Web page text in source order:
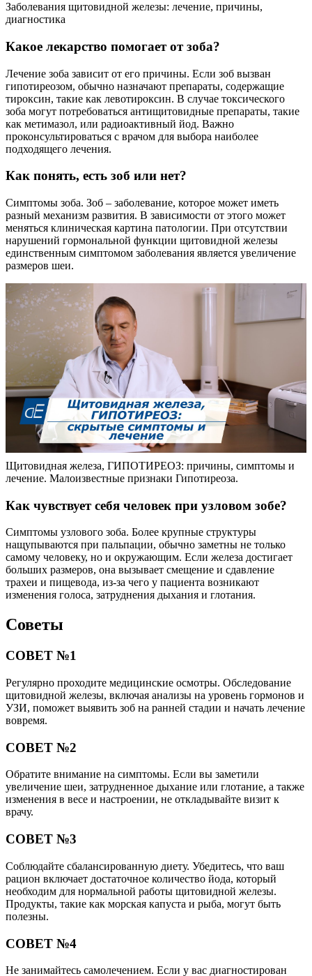
Заболевания щитовидной железы: лечение, причины,
диагностика
Какое лекарство помогает от зоба?
Лечение зоба зависит от его причины. Если зоб вызван
гипотиреозом, обычно назначают препараты, содержащие
тироксин, такие как левотироксин. В случае токсического
зоба могут потребоваться антищитовидные препараты, такие
как метимазол, или радиоактивный йод. Важно
проконсультироваться с врачом для выбора наиболее
подходящего лечения.
Как понять, есть зоб или нет?
Симптомы зоба. Зоб – заболевание, которое может иметь
разный механизм развития. В зависимости от этого может
меняться клиническая картина патологии. При отсутствии
нарушений гормональной функции щитовидной железы
единственным симптомом заболевания является увеличение
размеров шеи.
Щитовидная железа, ГИПОТИРЕОЗ: причины, симптомы и
лечение. Малоизвестные признаки Гипотиреоза.
Как чувствует себя человек при узловом зобе?
Симптомы узлового зоба. Более крупные структуры
нащупываются при пальпации, обычно заметны не только
самому человеку, но и окружающим. Если железа достигает
больших размеров, она вызывает смещение и сдавление
трахеи и пищевода, из-за чего у пациента возникают
изменения голоса, затруднения дыхания и глотания.
Советы
СОВЕТ №1
Регулярно проходите медицинские осмотры. Обследование
щитовидной железы, включая анализы на уровень гормонов и
УЗИ, поможет выявить зоб на ранней стадии и начать лечение
вовремя.
СОВЕТ №2
Обратите внимание на симптомы. Если вы заметили
увеличение шеи, затрудненное дыхание или глотание, а также
изменения в весе и настроении, не откладывайте визит к
врачу.
СОВЕТ №3
Соблюдайте сбалансированную диету. Убедитесь, что ваш
рацион включает достаточное количество йода, который
необходим для нормальной работы щитовидной железы.
Продукты, такие как морская капуста и рыба, могут быть
полезны.
СОВЕТ №4
Не занимайтесь самолечением. Если у вас диагностирован